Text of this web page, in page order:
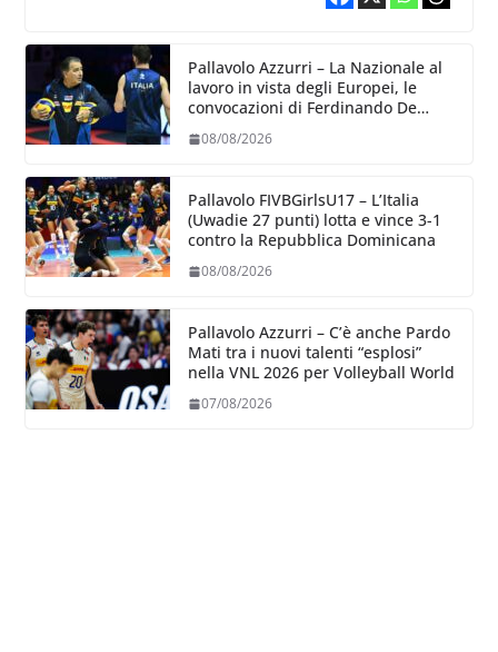
Pallavolo Azzurri – La Nazionale al
lavoro in vista degli Europei, le
convocazioni di Ferdinando De
08/08/2026
Pallavolo FIVBGirlsU17 – L’Italia
(Uwadie 27 punti) lotta e vince 3-1
contro la Repubblica Dominicana
08/08/2026
Pallavolo Azzurri – C’è anche Pardo
Mati tra i nuovi talenti “esplosi”
nella VNL 2026 per Volleyball World
07/08/2026